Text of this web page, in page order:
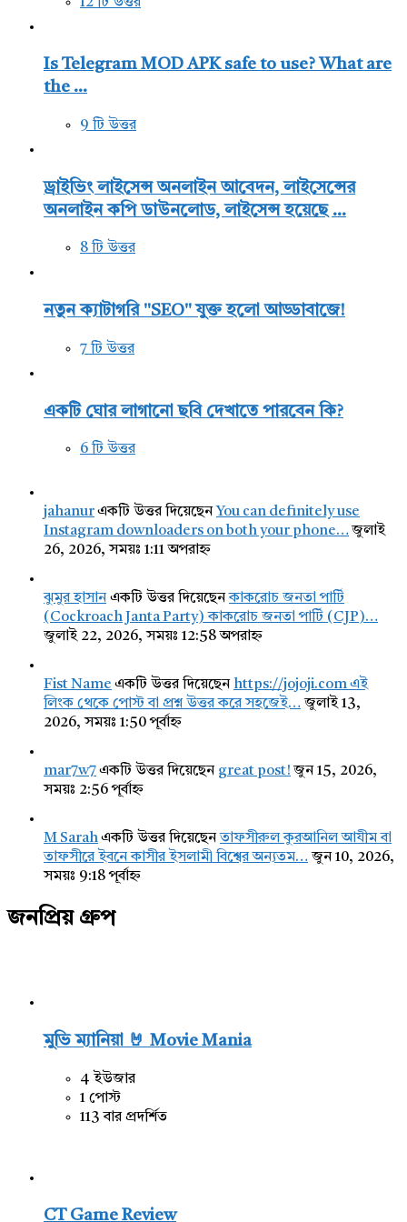
Is Telegram MOD APK safe to use? What are
the ...
9 টি উত্তর
ড্রাইভিং লাইসেন্স অনলাইন আবেদন, লাইসেন্সের
অনলাইন কপি ডাউনলোড, লাইসেন্স হয়েছে ...
8 টি উত্তর
নতুন ক্যাটাগরি "SEO" যুক্ত হলো আড্ডাবাজে!
7 টি উত্তর
একটি ঘোর লাগানো ছবি দেখাতে পারবেন কি?
6 টি উত্তর
jahanurএকটি উত্তর দিয়েছেন You can definitely use
Instagram downloaders on both your phone… জুলাই
26, 2026, সময়ঃ 1:11 অপরাহ্ন
ঝুমুর হাসানএকটি উত্তর দিয়েছেনকাকরোচ জনতা পার্টি
(Cockroach Janta Party) কাকরোচ জনতা পার্টি (CJP)…
জুলাই 22, 2026, সময়ঃ 12:58 অপরাহ্ন
Fist Name একটি উত্তর দিয়েছেন https://jojoji.com এই
লিংক থেকে পোস্ট বা প্রশ্ন উত্তর করে সহজেই… জুলাই 13,
2026, সময়ঃ 1:50 পূর্বাহ্ন
mar7w7একটি উত্তর দিয়েছেন great post! জুন 15, 2026,
সময়ঃ 2:56 পূর্বাহ্ন
M Sarahএকটি উত্তর দিয়েছেনতাফসীরুল কুরআনিল আযীম বা
তাফসীরে ইবনে কাসীর ইসলামী বিশ্বের অন্যতম… জুন 10, 2026,
সময়ঃ 9:18 পূর্বাহ্ন
জনপ্রিয় গ্রুপ
মুভি ম্যানিয়া 🤘 Movie Mania
4 ইউজার
1 পোস্ট
113 বার প্রদর্শিত
CT Game Review